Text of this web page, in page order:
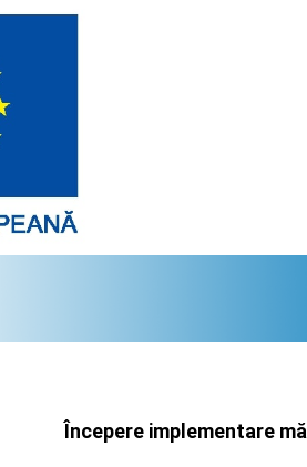
Începere implementare